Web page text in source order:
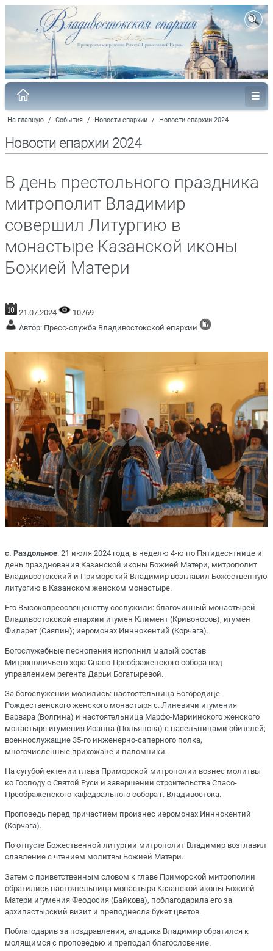
На главную / События / Новости епархии / Новости епархии 2024
Новости епархии 2024
В день престольного праздника
митрополит Владимир
совершил Литургию в
монастыре Казанской иконы
Божией Матери
21.07.2024
10769
Автор: Пресс-служба Владивостокской епархии
с. Раздольное. 21 июля 2024 года, в неделю 4-ю по Пятидесятнице и
день празднования Казанской иконы Божией Матери, митрополит
Владивостокский и Приморский Владимир возглавил Божественную
литургию в Казанском женском монастыре.
Его Высокопреосвященству сослужили: благочинный монастырей
Владивостокской епархии игумен Климент (Кривоносов); игумен
Филарет (Саяпин); иеромонах Инннокентий (Корчага).
Богослужебные песнопения исполнил малый состав
Митрополичьего хора Спасо-Преображенского собора под
управлением регента Дарьи Богатыревой.
За богослужении молились: настоятельница Богородице-
Рождественского женского монастыря с. Линевичи игумения
Варвара (Волгина) и настоятельница Марфо-Мариинского женского
монастыря игумения Иоанна (Польянова) с насельницами обителей;
военнослужащие 35-го инженерно-саперного полка,
многочисленные прихожане и паломники.
На сугубой ектении глава Приморской митрополии вознес молитвы
ко Господу о Святой Руси и завершении строительства Спасо-
Преображенского кафедрального собора г. Владивостока.
Проповедь перед причастием произнес иеромонах Инннокентий
(Корчага).
По отпусте Божественной литургии митрополит Владимир возглавил
славление с чтением молитвы Божией Матери.
Затем с приветственным словом к главе Приморской митрополии
обратились настоятельница монастыря Казанской иконы Божией
Матери игумения Феодосия (Байкова), поблагодарила его за
архипастырский визит и преподнесла букет цветов.
Поблагодарив за поздравления, владыка Владимир обратился к
молящимся с проповедью и преподал благословение.